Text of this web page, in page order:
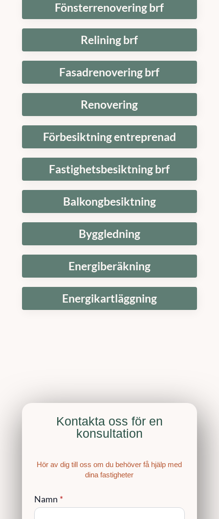
Fönsterrenovering brf
Relining brf
Fasadrenovering brf
Renovering
Förbesiktning entreprenad
Fastighetsbesiktning brf
Balkongbesiktning
Byggledning
Energiberäkning
Energikartläggning
Kontakta oss för en
konsultation
Hör av dig till oss om du behöver få hjälp med
dina fastigheter
Namn *